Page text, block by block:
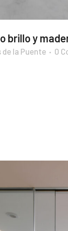
brillo y
de la Puente 0